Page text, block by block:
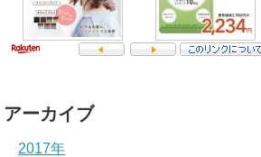
アーカイブ
2017年